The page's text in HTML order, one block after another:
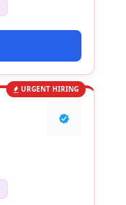
URGENT HIRING